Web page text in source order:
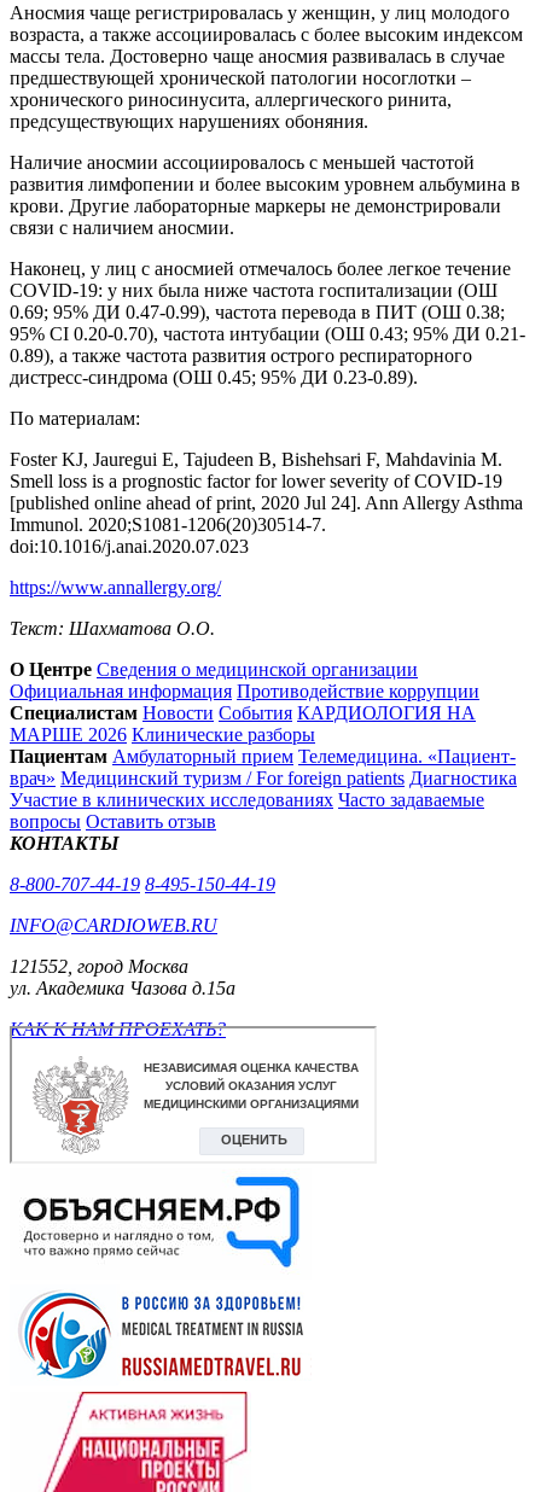
Аносмия чаще регистрировалась у женщин, у лиц молодого
возраста, а также ассоциировалась с более высоким индексом
массы тела. Достоверно чаще аносмия развивалась в случае
предшествующей хронической патологии носоглотки –
хронического риносинусита, аллергического ринита,
предсуществующих нарушениях обоняния.
Наличие аносмии ассоциировалось с меньшей частотой
развития лимфопении и более высоким уровнем альбумина в
крови. Другие лабораторные маркеры не демонстрировали
связи с наличием аносмии.
Наконец, у лиц с аносмией отмечалось более легкое течение
COVID-19: у них была ниже частота госпитализации (ОШ
0.69; 95% ДИ 0.47-0.99), частота перевода в ПИТ (ОШ 0.38;
95% CI 0.20-0.70), частота интубации (ОШ 0.43; 95% ДИ 0.21-
0.89), а также частота развития острого респираторного
дистресс-синдрома (ОШ 0.45; 95% ДИ 0.23-0.89).
По материалам:
Foster KJ, Jauregui E, Tajudeen B, Bishehsari F, Mahdavinia M.
Smell loss is a prognostic factor for lower severity of COVID-19
[published online ahead of print, 2020 Jul 24]. Ann Allergy Asthma
Immunol. 2020;S1081-1206(20)30514-7.
doi:10.1016/j.anai.2020.07.023
https://www.annallergy.org/
Текст: Шахматова О.О.
О Центре Сведения о медицинской организации
Официальная информация Противодействие коррупции
Специалистам Новости События КАРДИОЛОГИЯ НА
МАРШЕ 2026 Клинические разборы
Пациентам Амбулаторный прием Телемедицина. «Пациент-
врач» Медицинский туризм / For foreign patients Диагностика
Участие в клинических исследованиях Часто задаваемые
вопросы Оставить отзыв
КОНТАКТЫ
8-800-707-44-19 8-495-150-44-19
INFO@CARDIOWEB.RU
121552, город Москва
ул. Академика Чазова д.15а
КАК К НАМ ПРОЕХАТЬ?